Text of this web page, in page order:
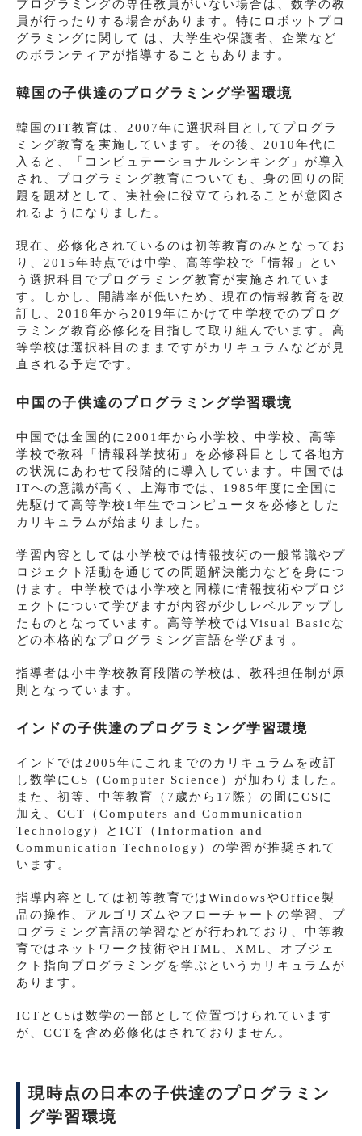
プログラミングの専任教員がいない場合は、数学の教
員が行ったりする場合があります。特にロボットプロ
グラミングに関して は、大学生や保護者、企業など
のボランティアが指導することもあります。
韓国の子供達のプログラミング学習環境
韓国のIT教育は、2007年に選択科目としてプログラ
ミング教育を実施しています。その後、2010年代に
入ると、「コンピュテーショナルシンキング」が導入
され、プログラミング教育についても、身の回りの問
題を題材として、実社会に役立てられることが意図さ
れるようになりました。
現在、必修化されているのは初等教育のみとなってお
り、2015年時点では中学、高等学校で「情報」とい
う選択科目でプログラミング教育が実施されていま
す。しかし、開講率が低いため、現在の情報教育を改
訂し、2018年から2019年にかけて中学校でのプログ
ラミング教育必修化を目指して取り組んでいます。高
等学校は選択科目のままですがカリキュラムなどが見
直される予定です。
中国の子供達のプログラミング学習環境
中国では全国的に2001年から小学校、中学校、高等
学校で教科「情報科学技術」を必修科目として各地方
の状況にあわせて段階的に導入しています。中国では
ITへの意識が高く、上海市では、1985年度に全国に
先駆けて高等学校1年生でコンピュータを必修とした
カリキュラムが始まりました。
学習内容としては小学校では情報技術の一般常識やプ
ロジェクト活動を通じての問題解決能力などを身につ
けます。中学校では小学校と同様に情報技術やプロジ
ェクトについて学びますが内容が少しレベルアップし
たものとなっています。高等学校ではVisual Basicな
どの本格的なプログラミング言語を学びます。
指導者は小中学校教育段階の学校は、教科担任制が原
則となっています。
インドの子供達のプログラミング学習環境
インドでは2005年にこれまでのカリキュラムを改訂
し数学にCS（Computer Science）が加わりました。
また、初等、中等教育（7歳から17際）の間にCSに
加え、CCT（Computers and Communication
Technology）とICT（Information and
Communication Technology）の学習が推奨されて
います。
指導内容としては初等教育ではWindowsやOffice製
品の操作、アルゴリズムやフローチャートの学習、プ
ログラミング言語の学習などが行われており、中等教
育ではネットワーク技術やHTML、XML、オブジェ
クト指向プログラミングを学ぶというカリキュラムが
あります。
ICTとCSは数学の一部として位置づけられています
が、CCTを含め必修化はされておりません。
現時点の日本の子供達のプログラミン
グ学習環境